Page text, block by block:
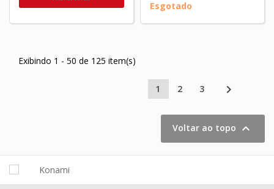
Esgotado
Exibindo 1 - 50 de 125 item(s)
1 2 3 
Voltar ao topo 